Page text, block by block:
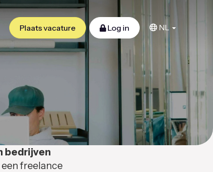
Plaats vacature Log in NL
bedrijven
freelance